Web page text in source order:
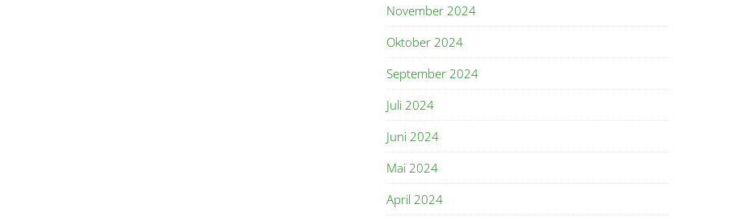
November 2024
Oktober 2024
September 2024
Juli 2024
Juni 2024
Mai 2024
April 2024